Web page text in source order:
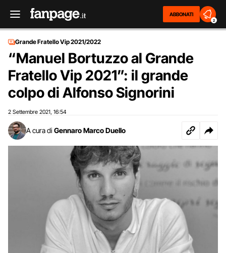
ABBONATI
2
Grande Fratello Vip 2021/2022
“Manuel Bortuzzo al Grande
Fratello Vip 2021”: il grande
colpo di Alfonso Signorini
2 Settembre 2021 16:54
A cura di Gennaro Marco Duello